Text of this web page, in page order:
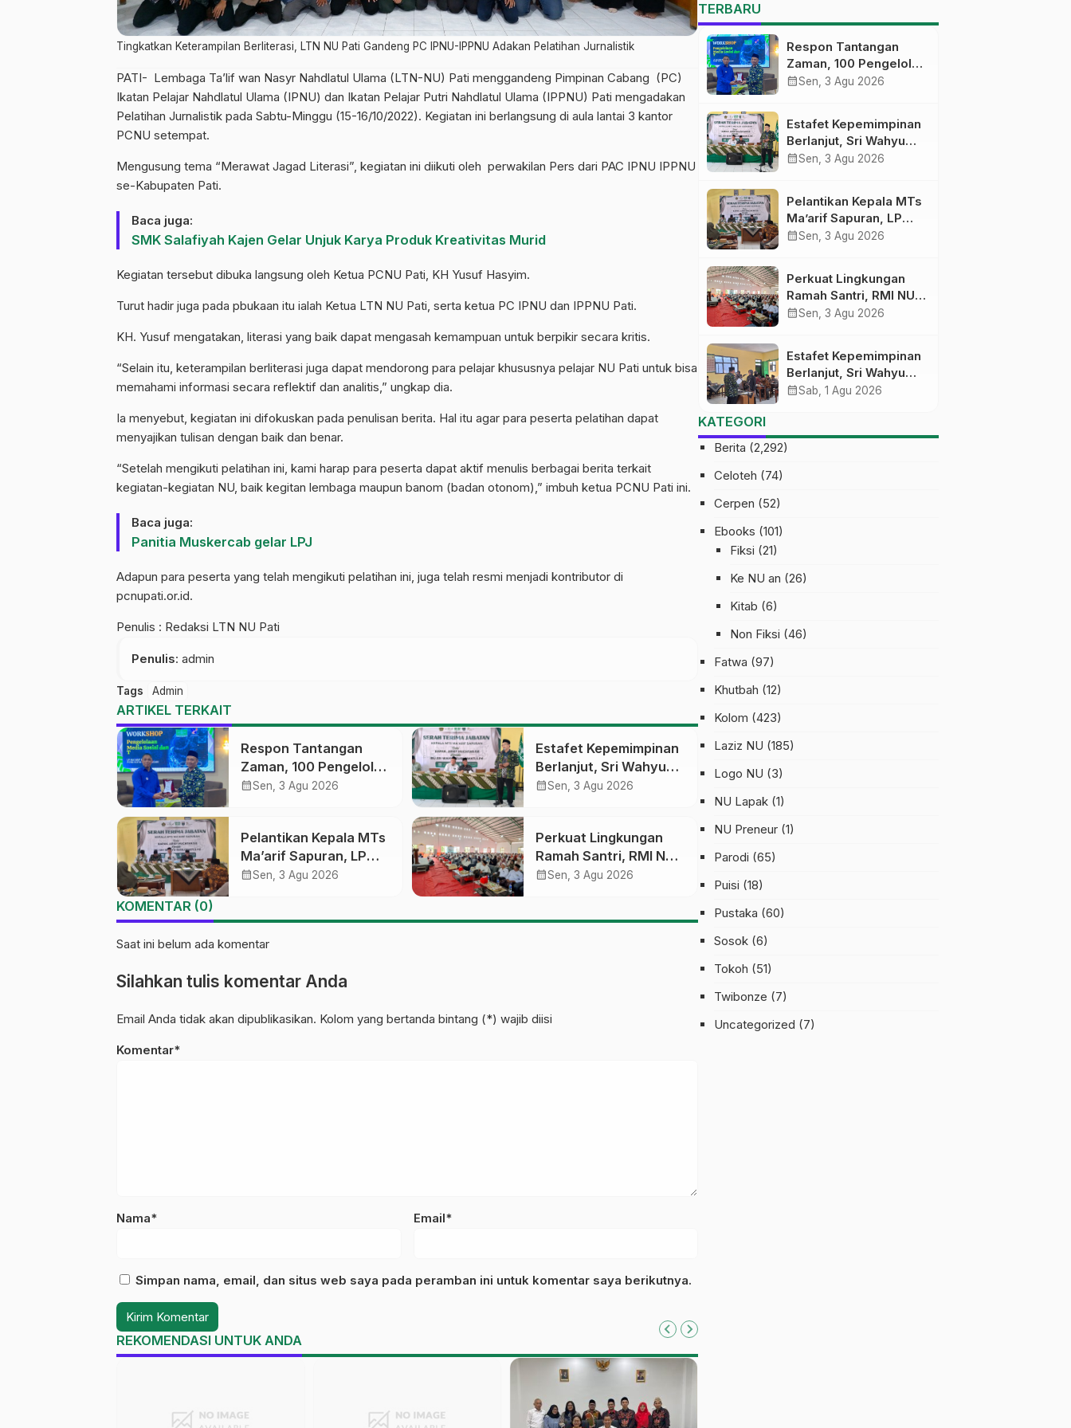
Tingkatkan Keterampilan Berliterasi, LTN NU Pati Gandeng PC IPNU-IPPNU Adakan Pelatihan Jurnalistik
PATI- Lembaga Ta’lif wan Nasyr Nahdlatul Ulama (LTN-NU) Pati menggandeng Pimpinan Cabang (PC)
Ikatan Pelajar Nahdlatul Ulama (IPNU) dan Ikatan Pelajar Putri Nahdlatul Ulama (IPPNU) Pati mengadakan
Pelatihan Jurnalistik pada Sabtu-Minggu (15-16/10/2022). Kegiatan ini berlangsung di aula lantai 3 kantor
PCNU setempat.
Mengusung tema “Merawat Jagad Literasi”, kegiatan ini diikuti oleh perwakilan Pers dari PAC IPNU IPPNU
se-Kabupaten Pati.
Baca juga:
SMK Salafiyah Kajen Gelar Unjuk Karya Produk Kreativitas Murid
Kegiatan tersebut dibuka langsung oleh Ketua PCNU Pati, KH Yusuf Hasyim.
Turut hadir juga pada pbukaan itu ialah Ketua LTN NU Pati, serta ketua PC IPNU dan IPPNU Pati.
KH. Yusuf mengatakan, literasi yang baik dapat mengasah kemampuan untuk berpikir secara kritis.
“Selain itu, keterampilan berliterasi juga dapat mendorong para pelajar khususnya pelajar NU Pati untuk bisa
memahami informasi secara reflektif dan analitis,” ungkap dia.
Ia menyebut, kegiatan ini difokuskan pada penulisan berita. Hal itu agar para peserta pelatihan dapat
menyajikan tulisan dengan baik dan benar.
“Setelah mengikuti pelatihan ini, kami harap para peserta dapat aktif menulis berbagai berita terkait
kegiatan-kegiatan NU, baik kegitan lembaga maupun banom (badan otonom),” imbuh ketua PCNU Pati ini.
Baca juga:
Panitia Muskercab gelar LPJ
Adapun para peserta yang telah mengikuti pelatihan ini, juga telah resmi menjadi kontributor di
pcnupati.or.id.
Penulis : Redaksi LTN NU Pati
Penulis: admin
Tags Admin
ARTIKEL TERKAIT
Respon Tantangan
Zaman, 100 Pengelola
Medsos Sekolah
Digital
calendar_monthSen, 3 Agu 2026
Estafet Kepemimpinan
Berlanjut, Sri Wahyu
Susilowati Resmi
calendar_monthSen, 3 Agu 2026
Pelantikan Kepala MTs
Ma’arif Sapuran, LP
Ma’arif NU Wonosobo
calendar_monthSen, 3 Agu 2026
Perkuat Lingkungan
Ramah Santri, RMI NU
Gelar ‘Sambang
calendar_monthSen, 3 Agu 2026
KOMENTAR (0)
Saat ini belum ada komentar
Silahkan tulis komentar Anda
Email Anda tidak akan dipublikasikan. Kolom yang bertanda bintang (*) wajib diisi
Komentar*
Nama* Email*
Simpan nama, email, dan situs web saya pada peramban ini untuk komentar saya berikutnya.
REKOMENDASI UNTUK ANDA
TERBARU
Respon Tantangan
Zaman, 100 Pengelola
Medsos Sekolah
Digital
calendar_monthSen, 3 Agu 2026
Estafet Kepemimpinan
Berlanjut, Sri Wahyu
Susilowati Resmi
calendar_monthSen, 3 Agu 2026
Pelantikan Kepala MTs
Ma’arif Sapuran, LP
Ma’arif NU Wonosobo
Kepemimpinan
Nahdliyah
calendar_monthSen, 3 Agu 2026
Perkuat Lingkungan
Ramah Santri, RMI NU
Gelar ‘Sambang
calendar_monthSen, 3 Agu 2026
Estafet Kepemimpinan
Berlanjut, Sri Wahyu
Susilowati Resmi
calendar_monthSab, 1 Agu 2026
KATEGORI
Berita (2,292)
Celoteh (74)
Cerpen (52)
Ebooks (101)
Fiksi (21)
Ke NU an (26)
Kitab (6)
Non Fiksi (46)
Fatwa (97)
Khutbah (12)
Kolom (423)
Laziz NU (185)
Logo NU (3)
NU Lapak (1)
NU Preneur (1)
Parodi (65)
Puisi (18)
Pustaka (60)
Sosok (6)
Tokoh (51)
Twibonze (7)
Uncategorized (7)